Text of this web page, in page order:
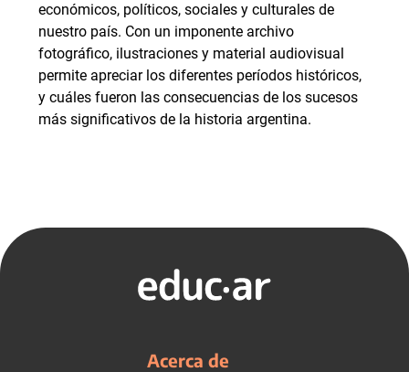
económicos, políticos, sociales y culturales de
nuestro país. Con un imponente archivo
fotográfico, ilustraciones y material audiovisual
permite apreciar los diferentes períodos históricos,
y cuáles fueron las consecuencias de los sucesos
más significativos de la historia argentina.
Acerca de